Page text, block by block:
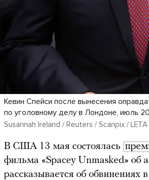
Кевин Спейси после вынесения
по уголовному делу в Лондоне, июль
Susannah Ireland / Reuters / Scanpix / LETA
В США 13 мая состоялась
фильма «Spacey Unmasked» об
рассказывается об обвинениях